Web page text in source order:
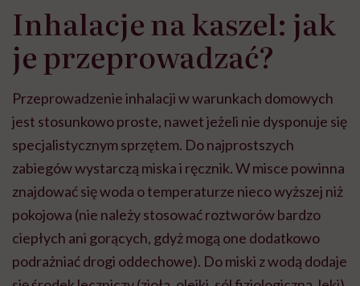
Inhalacje na kaszel: jak
je przeprowadzać?
Przeprowadzenie inhalacji w warunkach domowych
jest stosunkowo proste, nawet jeżeli nie dysponuje się
specjalistycznym sprzętem. Do najprostszych
zabiegów wystarczą miska i ręcznik. W misce powinna
znajdować się woda o temperaturze nieco wyższej niż
pokojowa (nie należy stosować roztworów bardzo
ciepłych ani gorących, gdyż mogą one dodatkowo
podrażniać drogi oddechowe). Do miski z wodą dodaje